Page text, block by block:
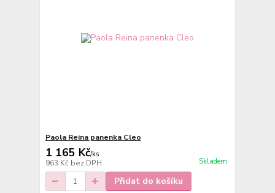
Paola Reina panenka Cleo
1 165 Kč/ks
963 Kč bez DPH Skladem
Přidat do košíku